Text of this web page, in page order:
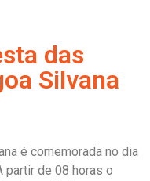
das
Silvana
é comemorada no dia
partir de 08 horas o